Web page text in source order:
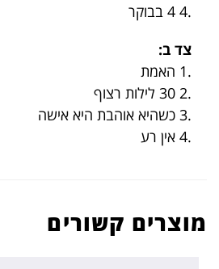
.4 4 בבוקר
צד ב:
.1 האמת
.2 30 לילות רצוף
.3 כשהיא אוהבת היא אישה
.4 אין רע
מוצרים קשורים